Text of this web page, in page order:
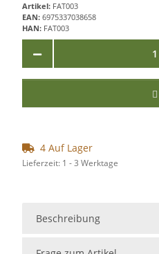
Artikel: FAT003
EAN: 6975337038658
HAN: FAT003
4 Auf Lager
Lieferzeit: 1 - 3 Werktage
Beschreibung